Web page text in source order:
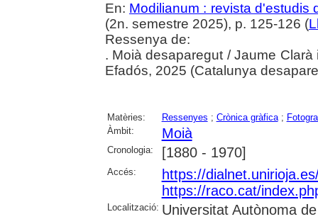
En: Modilianum : revista d'estudis
(2n. semestre 2025), p. 125-126 (
Ressenya de:
. Moià desaparegut / Jaume
Efadós, 2025 (Catalunya
Matèries: Ressenyes ; Crònica gràfica;
Àmbit:
Moià
Cronologia: [1880 - 1970]
Accés:
https://
https://raco.cat/
Localització: Universitat Autònoma